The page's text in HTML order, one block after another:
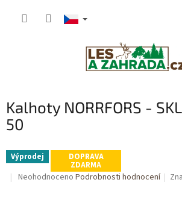
Kalhoty NORRFORS -
50
Výprodej DOPRAVA
ZDARMA
Průměrné
Neohodnoceno Podrobnosti hodnocení